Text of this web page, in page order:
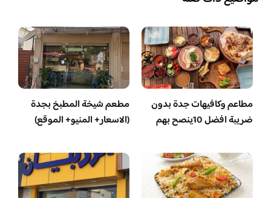
مطاعم وكافيهات جدة بدون
ضريبة افضل 10ينصح بهم
مطعم شيخة المطبخ بجدة
(الاسعار+ المنيو+ الموقع)